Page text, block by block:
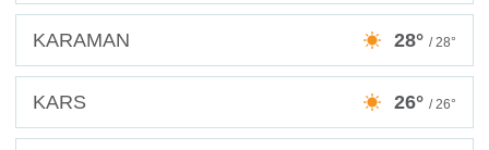
KARAMAN 28° / 28°
KARS 26° / 26°